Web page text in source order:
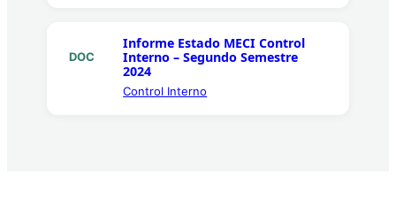
DOC
Informe Estado MECI Control
Interno – Segundo Semestre
2024
Control Interno